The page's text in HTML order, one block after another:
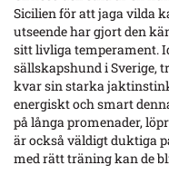
Sicilien för att jaga vilda
utseende har gjort den
sitt livliga temperament.
sällskapshund i Sverige,
kvar sin starka
energiskt och smart
på långa promenader,
är också väldigt duktiga
med rätt träning kan de